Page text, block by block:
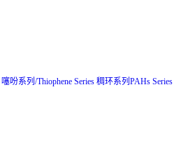
噻吩系列/Thiophene Series 稠环系列PAHs Series